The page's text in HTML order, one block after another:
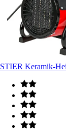
STIER Keramik-